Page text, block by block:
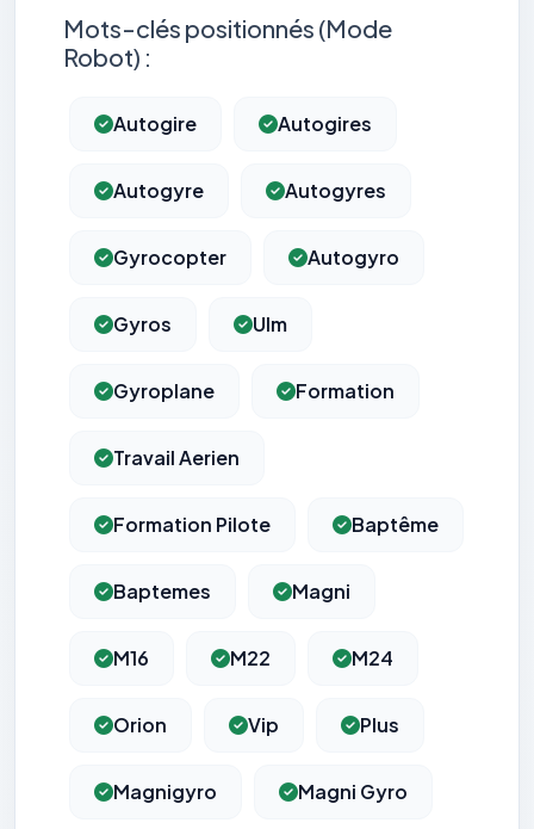
Mots-clés positionnés (Mode
Robot) :
Autogire Autogires
Autogyre Autogyres
Gyrocopter Autogyro
Gyros Ulm
Gyroplane Formation
Travail Aerien
Formation Pilote Baptême
Baptemes Magni
M16 M22 M24
Orion Vip Plus
Magnigyro Magni Gyro